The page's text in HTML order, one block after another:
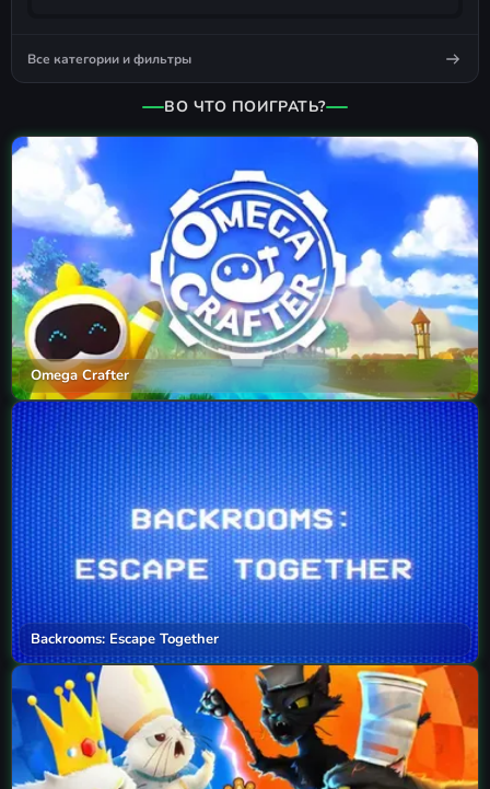
Все категории и фильтры
ВО ЧТО ПОИГРАТЬ?
Omega Crafter
Backrooms: Escape Together